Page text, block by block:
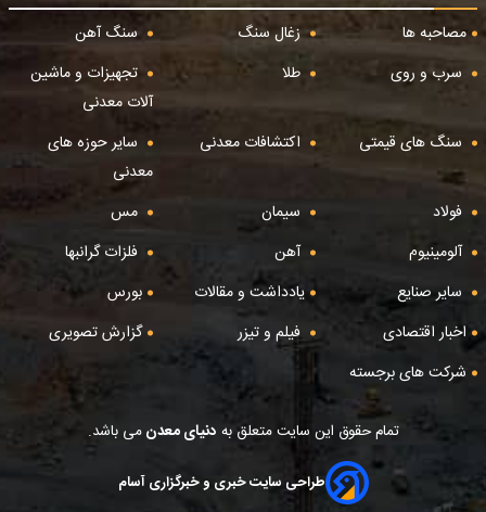
مصاحبه ها
زغال سنگ
سنگ آهن
سرب و روی
طلا
تجهیزات و ماشین
آلات معدنی
سنگ های قیمتی
اکتشافات معدنی
سایر حوزه های
معدنی
فولاد
سیمان
مس
آلومینیوم
آهن
فلزات گرانبها
سایر صنایع
یادداشت و مقالات
بورس
اخبار اقتصادی
فیلم و تیزر
گزارش تصویری
شرکت های برجسته
تمام حقوق این سایت متعلق به دنیای معدنمی باشد.
طراحی سایت خبری و خبرگزاری آسام